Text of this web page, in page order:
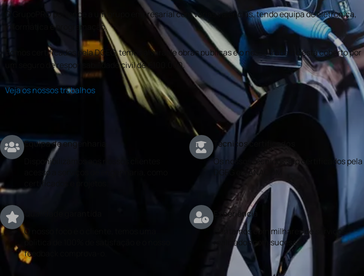
O GrupoPRO pertence a um grupo empresarial com várias valências, tendo equipa de eletronica,
informática e programação.
Somos certificados pela DGEG, temos alvará de obras publicas e o nosso trabalho está coberto por
um seguro de responsabilidade civil de €100.000.
Veja os nossos trabalhos
Equipa de engenharia
Disponibilizamos aos nossos clientes
acesso a serviços de engenharia, como
certificados e projetos.
Técnicos certificados
Os nossos técnicos são certificados pela
DGEG e a ANACOM
O nosso foco é o cliente, temos uma
politica de 100% de satisfação e o nosso
feedback comprova-o.
Experiência
Contamos com milhares de serviços
realizados com sucesso.